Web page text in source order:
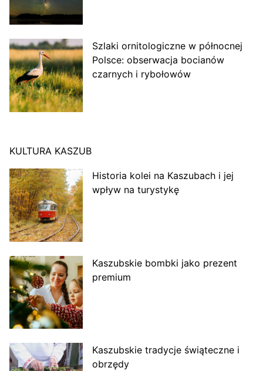
Szlaki ornitologiczne w północnej
Polsce: obserwacja bocianów
czarnych i rybołowów
KULTURA KASZUB
Historia kolei na Kaszubach i jej
wpływ na turystykę
Kaszubskie bombki jako prezent
premium
Kaszubskie tradycje świąteczne i
obrzędy